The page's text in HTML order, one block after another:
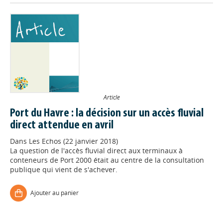
Article
Port du Havre : la décision sur un accès fluvial
direct attendue en avril
Dans Les Echos (22 janvier 2018)
La question de l'accès fluvial direct aux terminaux à
conteneurs de Port 2000 était au centre de la consultation
publique qui vient de s'achever.
Ajouter au panier